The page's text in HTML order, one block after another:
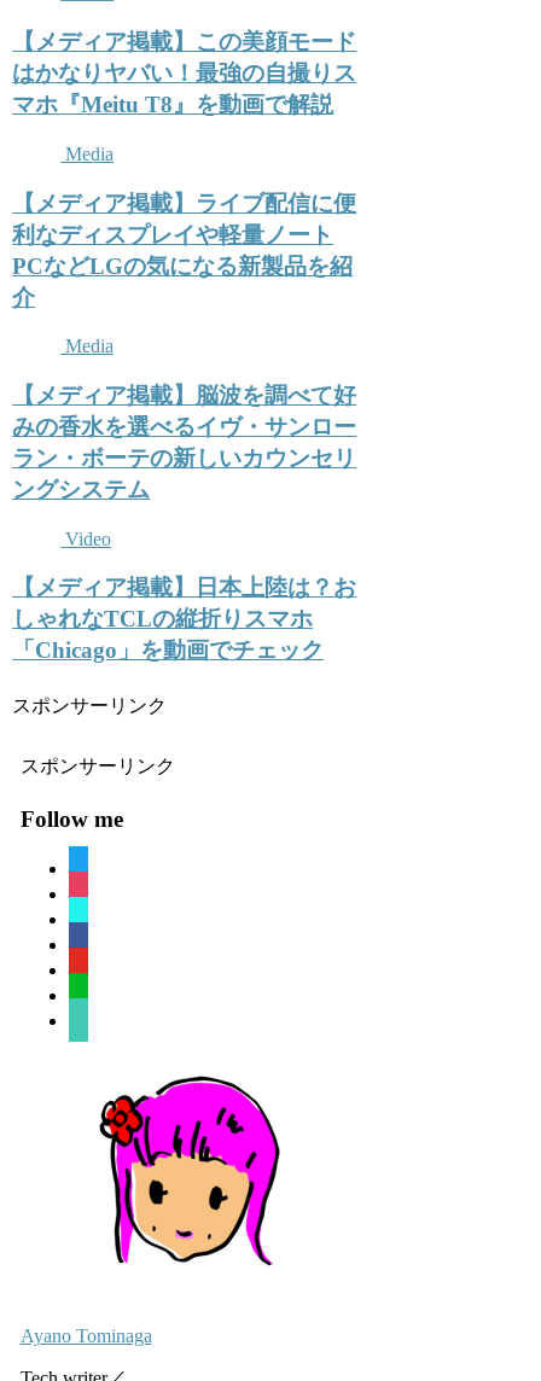
【メディア掲載】この美顔モード
はかなりヤバい！最強の自撮りス
マホ『Meitu T8』を動画で解説
Media
【メディア掲載】ライブ配信に便
利なディスプレイや軽量ノート
PCなどLGの気になる新製品を紹
介
Media
【メディア掲載】脳波を調べて好
みの香水を選べるイヴ・サンロー
ラン・ボーテの新しいカウンセリ
ングシステム
Video
【メディア掲載】日本上陸は？お
しゃれなTCLの縦折りスマホ
「Chicago」を動画でチェック
スポンサーリンク
スポンサーリンク
Follow me
note-
Ayano Tominaga